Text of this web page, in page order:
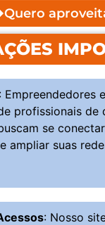
Quero
: Empreendedores
profissionais de
se
ampliar suas
: Nosso